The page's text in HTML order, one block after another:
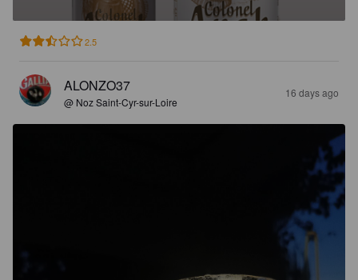
2.5
ALONZO37
@ Noz Saint-Cyr-sur-Loire
16 days ago